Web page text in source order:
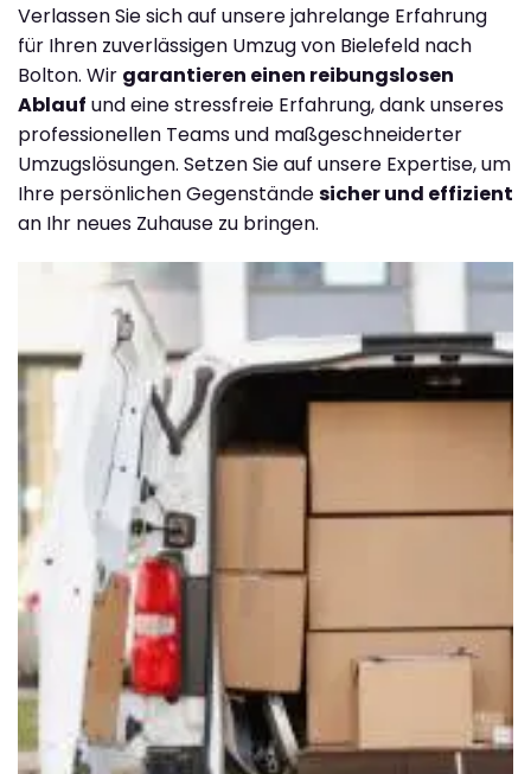
Verlassen Sie sich auf unsere jahrelange Erfahrung
für Ihren zuverlässigen Umzug von Bielefeld nach
Bolton. Wir garantieren einen reibungslosen
Ablauf und eine stressfreie Erfahrung, dank unseres
professionellen Teams und maßgeschneiderter
Umzugslösungen. Setzen Sie auf unsere Expertise, um
Ihre persönlichen Gegenständesicher und effizient
an Ihr neues Zuhause zu bringen.